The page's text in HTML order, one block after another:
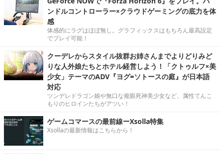
ンドルコントローラー×クラウドゲーミングの底力を体
感
体感的にラグはほぼ無し。グラフィックスはもちろん最高設定
でプレイ可能！
クーデレからスタイル抜群お姉さんまでよりどりみど
りな人外娘たちとホテル経営しよう！「クトゥルフ×美
少女」テーマのADV『ヨグ=ソトースの庭』が日本語
対応
ツンデレドラゴン娘や無口な複眼死神美少女など、属性てんこ
もりのヒロインたちがアツい！
ゲームコマースの最前線ーXsolla特集
Xsollaの最新情報はこちらから！